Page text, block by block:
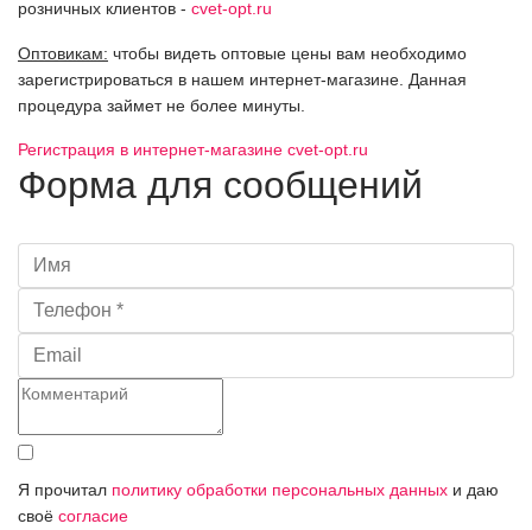
розничных клиентов - cvet-opt.ru
Оптовикам: чтобы видеть оптовые цены вам необходимо
зарегистрироваться в нашем интернет-магазине. Данная
процедура займет не более минуты.
Регистрация в интернет-магазине cvet-opt.ru
Форма для сообщений
Я прочитал политику обработки персональных данных и даю
своё согласие